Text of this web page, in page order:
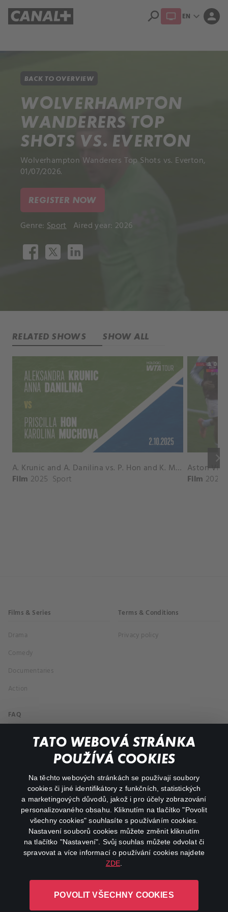
TATO WEBOVÁ STRÁNKA
POUŽÍVÁ COOKIES
Na těchto webových stránkách se používají soubory
cookies či jiné identifikátory z funkčních, statistických
a marketingových důvodů, jakož i pro účely zobrazování
personalizovaného obsahu. Kliknutím na tlačítko "Povolit
všechny cookies" souhlasíte s používáním cookies.
Nastavení souborů cookies můžete změnit kliknutím
na tlačítko "Nastavení". Svůj souhlas můžete odvolat či
spravovat a více informací o používání cookies najdete
ZDE
POVOLIT VŠECHNY COOKIES
search EN expand_more person
BACK TO OVERVIEW
WOLVERHAMPTON
WANDERERS TOP
SHOTS VS. EVERTON
Wolverhampton Wanderers Top Shots vs. Everton,
01/07/2026.
REGISTER NOW
Genre: Sport Aired year: 2026
RELATED SHOWS SHOW ALL
keyboard_arrow_right
A. Krunic and A. Danilina vs. P. Hon and K. Muchova Match Highlights - BEIJING_Capital Group Diamond ( October 02, 2025)
Film 2025 Sport Film 2026
Films & Series
Drama
Comedy
Documentaries
Action
Terms & Conditions
Privacy policy
FAQ
My profile
facebookinstagram
youtube
L-1246 Luxembourg R.C.S.